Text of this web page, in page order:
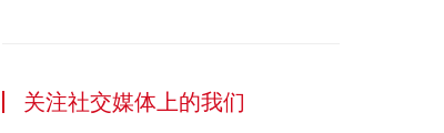
关注社交媒体上的我们